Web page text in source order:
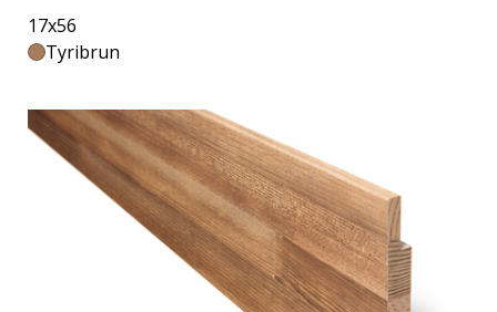
17x56
Tyribrun